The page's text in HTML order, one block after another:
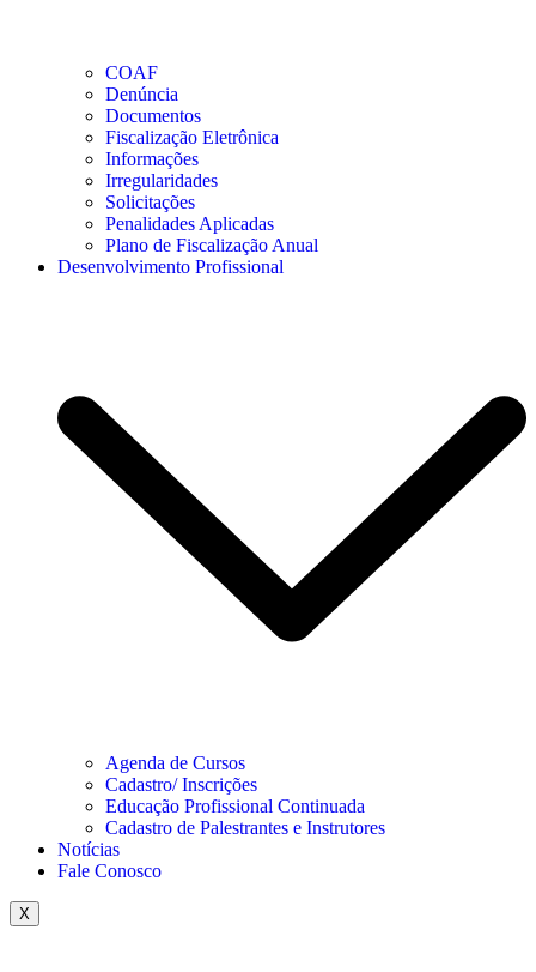
COAF
Denúncia
Documentos
Fiscalização Eletrônica
Informações
Irregularidades
Solicitações
Penalidades Aplicadas
Plano de Fiscalização Anual
Desenvolvimento Profissional
Agenda de Cursos
Cadastro/ Inscrições
Educação Profissional Continuada
Cadastro de Palestrantes e Instrutores
Notícias
Fale Conosco
X